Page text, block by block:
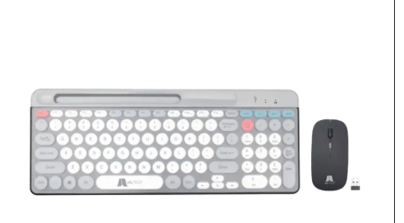
Condiciones de garantía
Compra segura Factura electrónica